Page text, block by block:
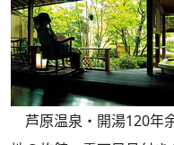
芦原温泉・開湯120年